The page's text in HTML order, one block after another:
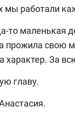
мы работали
то маленькая
прожила свою
характер. За
главу.